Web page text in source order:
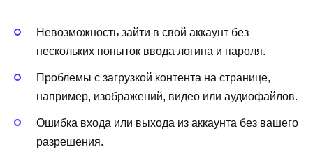
Невозможность зайти в свой аккаунт без
нескольких попыток ввода логина и пароля.
Проблемы с загрузкой контента на странице,
например, изображений, видео или аудиофайлов.
Ошибка входа или выхода из аккаунта без вашего
разрешения.